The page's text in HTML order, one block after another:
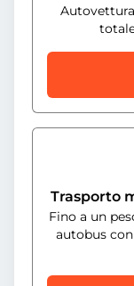
Trasporto
Fino a un
autobus